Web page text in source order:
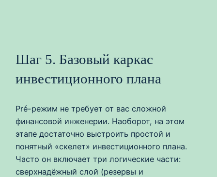
Шаг 5. Базовый каркас
инвестиционного плана
Pré-режим не требует от вас сложной
финансовой инженерии. Наоборот, на этом
этапе достаточно выстроить простой и
понятный «скелет» инвестиционного плана.
Часто он включает три логические части:
сверхнадёжный слой (резервы и